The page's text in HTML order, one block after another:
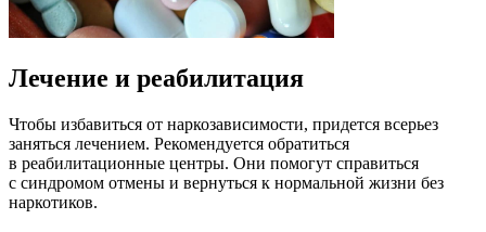
Лечение и реабилитация
Чтобы избавиться от наркозависимости, придется всерьез
заняться лечением. Рекомендуется обратиться
в реабилитационные центры. Они помогут справиться
с синдромом отмены и вернуться к нормальной жизни без
наркотиков.